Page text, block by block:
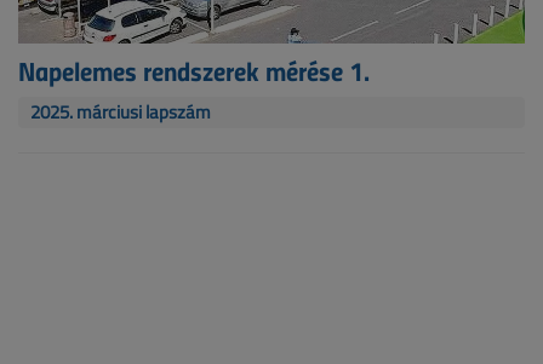
Napelemes rendszerek mérése 1.
2025. márciusi lapszám